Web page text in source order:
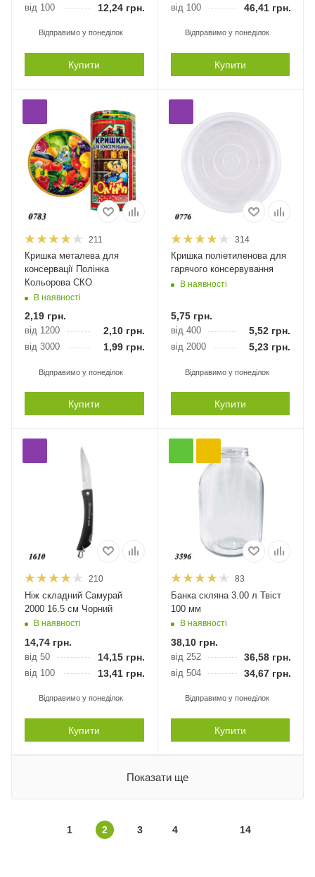
від 100 12,24 грн.
Відправимо у понеділок
Купити
від 100 46,41грн.
Відправимо у понеділок
Купити
211
Кришка металева для
консервації Полінка
Кольорова СКО
В наявності
2,19 грн.
від 1200 2,10грн.
від 3000 1,99грн.
Відправимо у понеділок
Купити
314
Кришка поліетиленова для
гарячого консервування
В наявності
5,75грн.
від 400 5,52 грн.
від 2000 5,23 грн.
Відправимо у понеділок
Купити
210
Ніж складний Самурай
2000 16.5 см Чорний
В наявності
14,74 грн.
від 50 14,15 грн.
від 100 13,41 грн.
Відправимо у понеділок
Купити
83
Банка скляна 3.00 л Твіст
100 мм
В наявності
38,10грн.
від 252 36,58грн.
від 504 34,67грн.
Відправимо у понеділок
Купити
Показати ще
1 2 3 4 14